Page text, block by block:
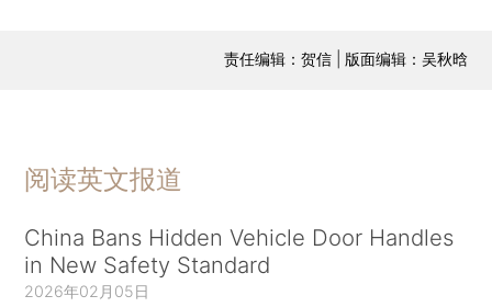
责任编辑：贺信 | 版面编辑：吴秋晗
阅读英文报道
China Bans Hidden Vehicle Door Handles
in New Safety Standard
2026年02月05日